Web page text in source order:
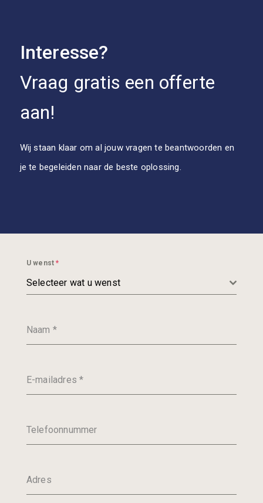
Interesse?
Vraag gratis een offerte
aan!
Wij staan klaar om al jouw vragen te beantwoorden en
je te begeleiden naar de beste oplossing.
U wenst*
Selecteer wat u wenst
Naam *
E-mailadres*
Telefoonnummer
Adres